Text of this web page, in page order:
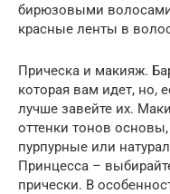
бирюзовыми
красные ленты в
Прическа и макияж.
которая вам идет, но,
лучше завейте их.
оттенки тонов
пурпурные или
Принцесса –
прически. В